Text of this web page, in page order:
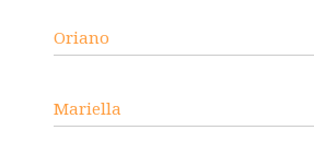
Oriano
Mariella